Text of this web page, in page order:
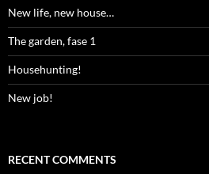
New life, new house…
The garden, fase 1
Househunting!
New job!
RECENT COMMENTS